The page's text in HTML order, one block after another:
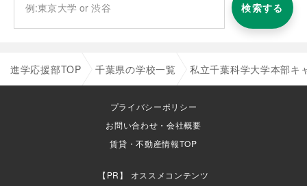
検索する
進学応援部TOP 千葉県の学校一覧 私立千葉科学大学本部キ
プライバシーポリシー
お問い合わせ・会社概要
賃貸・不動産情報TOP
オススメコンテンツ